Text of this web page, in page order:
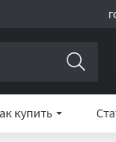
купить